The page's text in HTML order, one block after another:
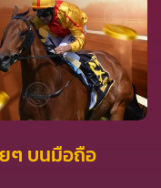
ๆ บนมือถือ